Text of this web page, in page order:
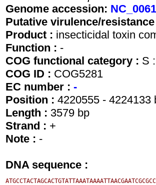
Genome accession:
Putative virulence/
Product : insecticidal toxin
Function : -
COG functional category : S
COG ID : COG5281
EC number : -
Position : 4220555 - 4224133
Length : 3579 bp
Strand : +
Note : -
DNA sequence :